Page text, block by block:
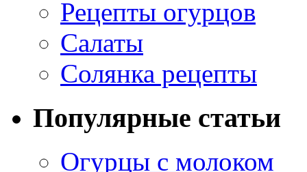
Рецепты огурцов
Салаты
Солянка рецепты
Популярные статьи
Огурцы с молоком